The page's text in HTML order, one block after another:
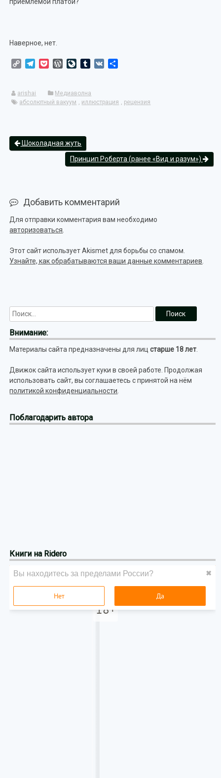
Наверное, нет.
Copy TelegramPocketWordPress
LiveJournal
Tumblr
VK
arishai
Медиаволна
абсолютный вакуум , иллюстрация , рецензия
Шоколадная жуть
Принцип Роберта (ранее «Вид и разум»)
Добавить комментарий
Для отправки комментария вам необходимо
авторизоваться
Этот сайт использует Akismet для борьбы со спамом.
Узнайте, как обрабатываются ваши данные комментариев
Внимание:
Материалы сайта предназначены для лицстарше 18 лет
Движок сайта использует куки в своей работе. Продолжая
использовать сайт, вы соглашаетесь с принятой на нём
политикой конфиденциальности
Поблагодарить автора
Книги на Ridero